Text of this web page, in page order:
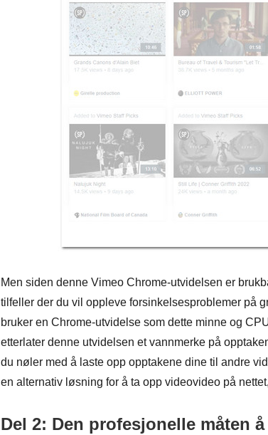
Men siden denne Vimeo Chrome-utvidelsen er
tilfeller der du vil oppleve forsinkelsesproblemer på
bruker en Chrome-utvidelse som dette minne og
etterlater denne utvidelsen et vannmerke på
du nøler med å laste opp opptakene dine til andre
en alternativ løsning for å ta opp videovideo på
Del 2: Den profesjonelle måten